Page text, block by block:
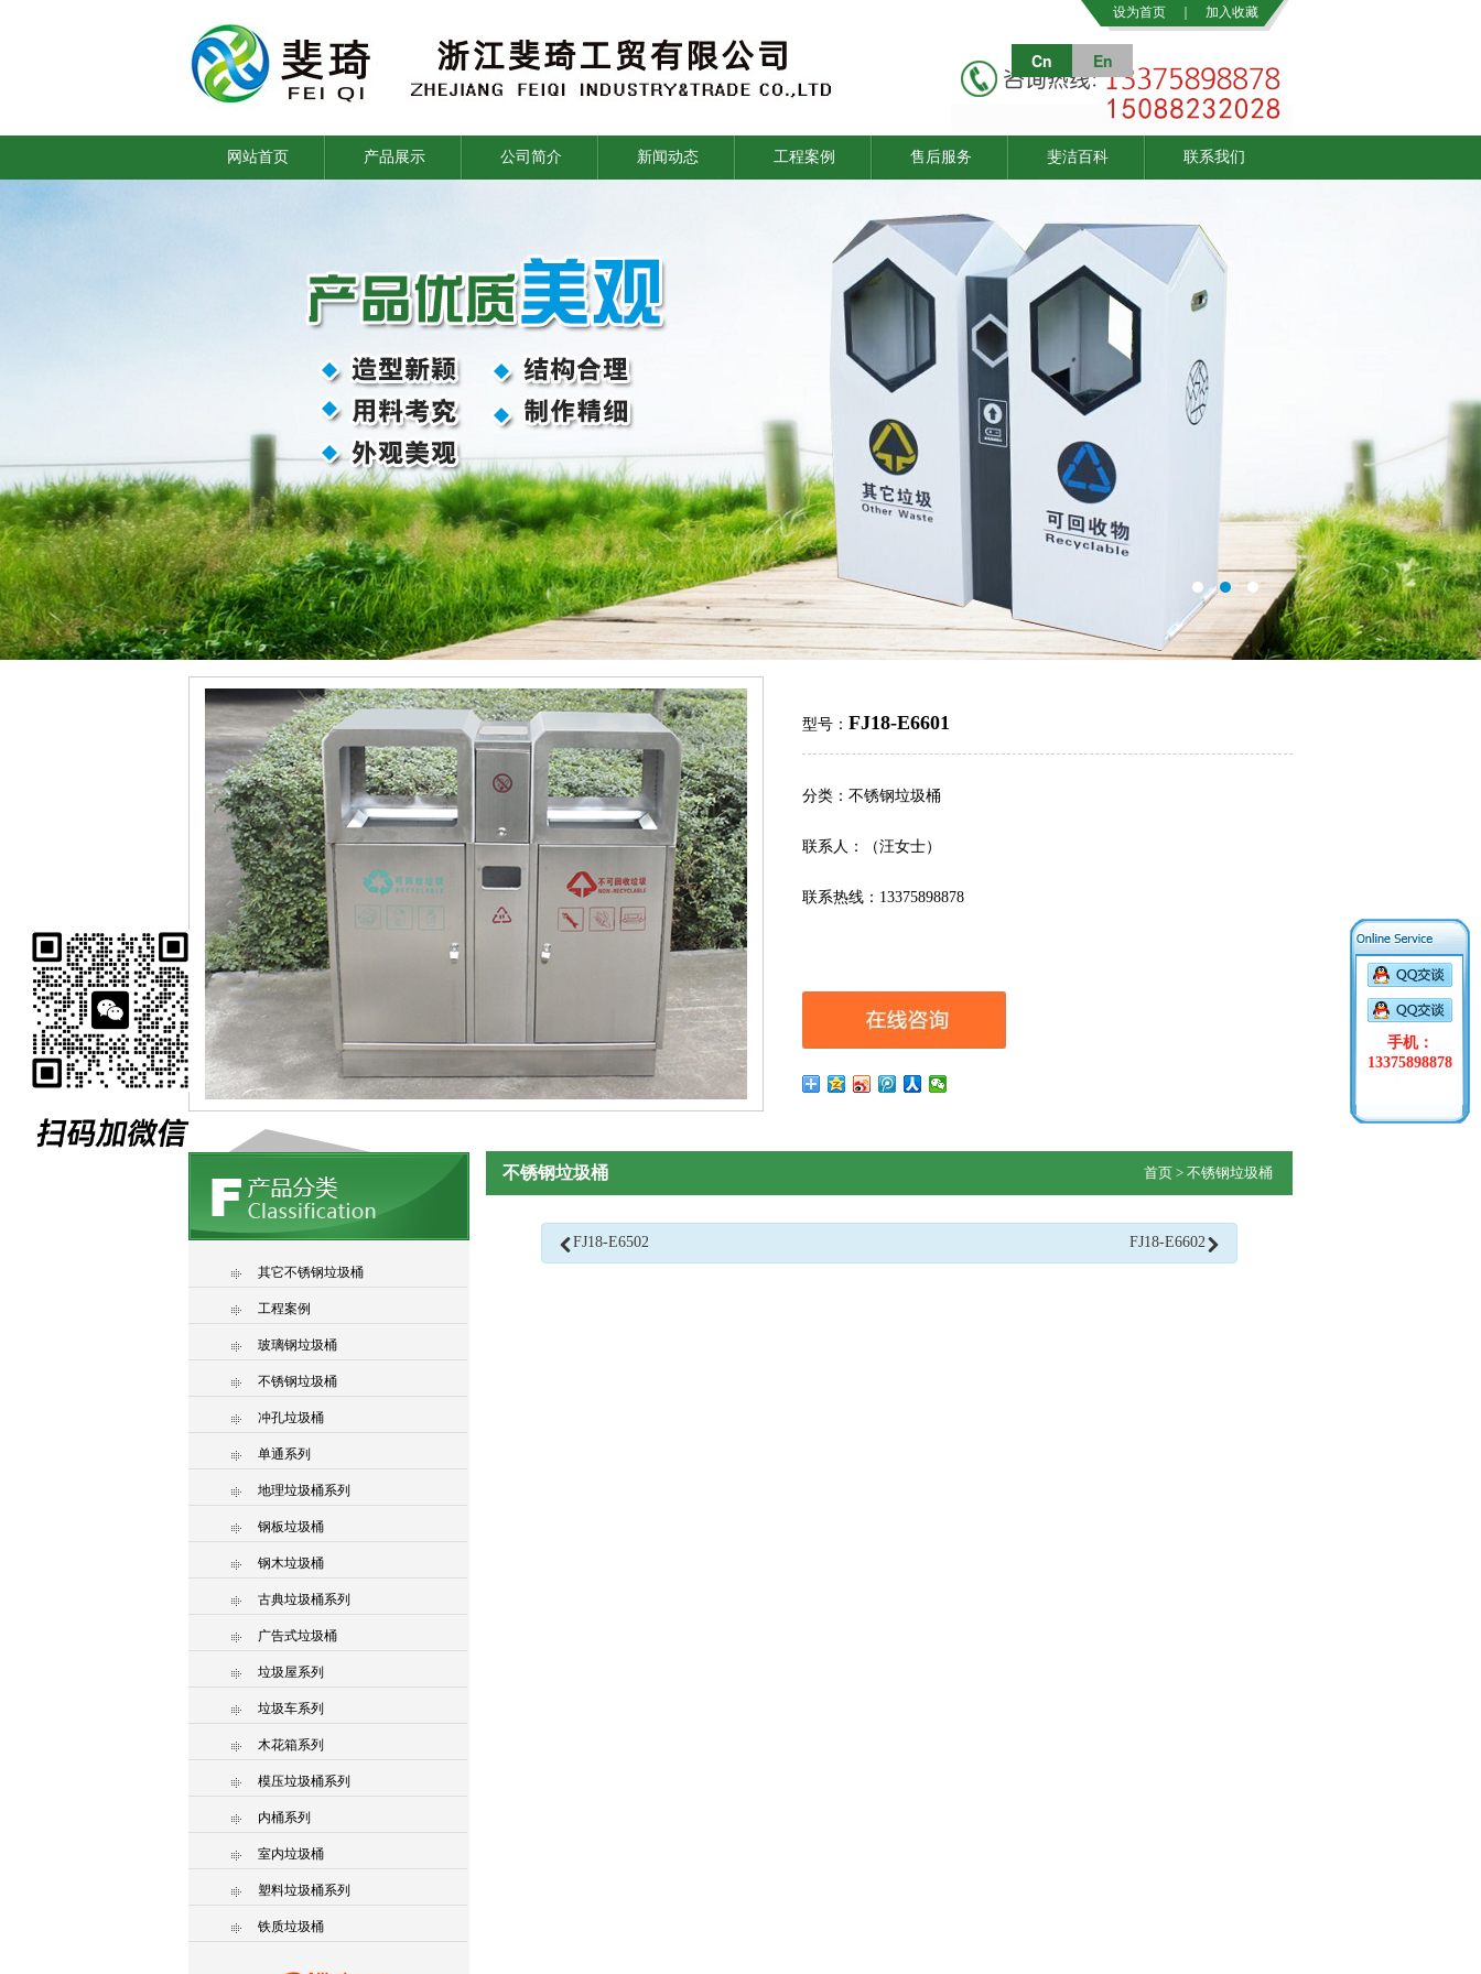
设为首页｜ 加入收藏
网站首页 产品展示 公司简介 新闻动态 工程案例 售后服务 斐洁百科 联系我们
Cn En
型号： FJ18-E6601
分类：不锈钢垃圾桶
联系人：（汪女士）
联系热线：13375898878
其它不锈钢垃圾桶
工程案例
玻璃钢垃圾桶
不锈钢垃圾桶
冲孔垃圾桶
单通系列
地理垃圾桶系列
钢板垃圾桶
钢木垃圾桶
古典垃圾桶系列
广告式垃圾桶
垃圾屋系列
垃圾车系列
木花箱系列
模压垃圾桶系列
内桶系列
室内垃圾桶
塑料垃圾桶系列
铁质垃圾桶
不锈钢垃圾桶 首页 > 不锈钢垃圾桶
FJ18-E6502 FJ18-E6602
手机：
13375898878